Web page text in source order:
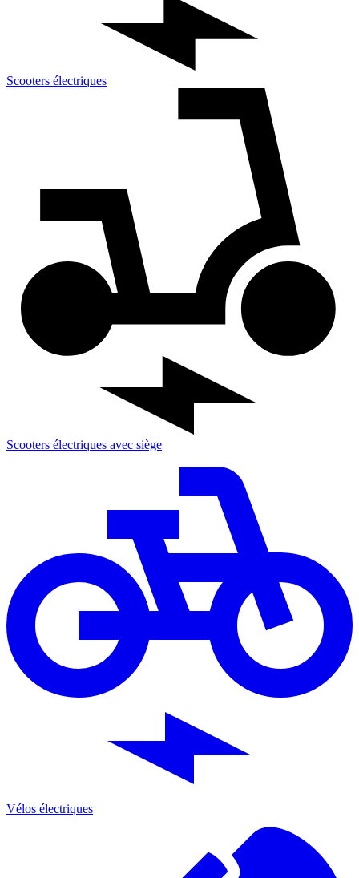
Scooters électriques
Scooters électriques avec siège
Vélos électriques